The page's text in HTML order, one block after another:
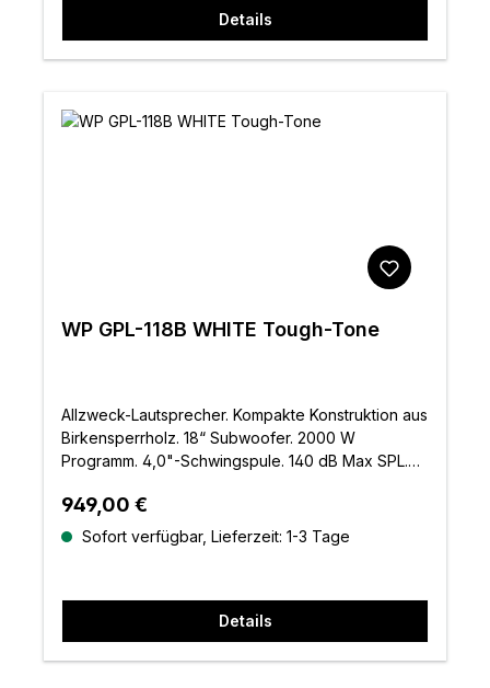
Details
WP GPL-118B WHITE Tough-Tone
Allzweck-Lautsprecher. Kompakte Konstruktion aus
Birkensperrholz. 18“ Subwoofer. 2000 W
Programm. 4,0"-Schwingspule. 140 dB Max SPL.
Regulärer Preis:
949,00 €
Sofort verfügbar, Lieferzeit: 1-3 Tage
Details